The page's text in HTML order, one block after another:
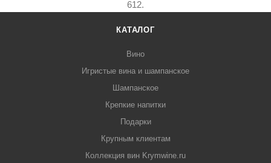
612.
КАТАЛОГ
Вино
Игристые вина и шампанское
Шампанское
Крепкие напитки
Подарки
Крупным клиентам
Коллекция вин Krymwine.ru